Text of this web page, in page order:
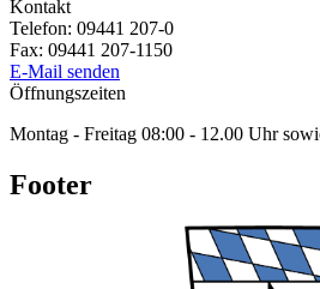
Kontakt
Telefon: 09441 207-0
Fax: 09441 207-1150
E-Mail senden
Öffnungszeiten
Montag - Freitag 08:00 - 12.00 Uhr
Footer